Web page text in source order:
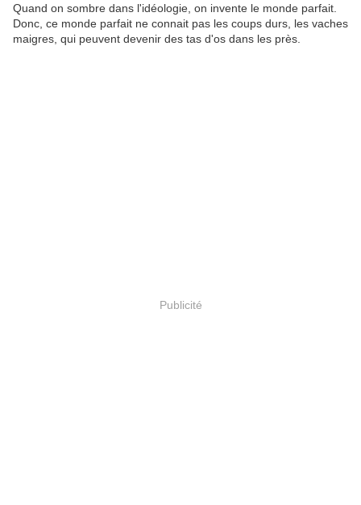
Quand on sombre dans l'idéologie, on invente le monde parfait.
Donc, ce monde parfait ne connait pas les coups durs, les vaches
maigres, qui peuvent devenir des tas d'os dans les près.
Publicité